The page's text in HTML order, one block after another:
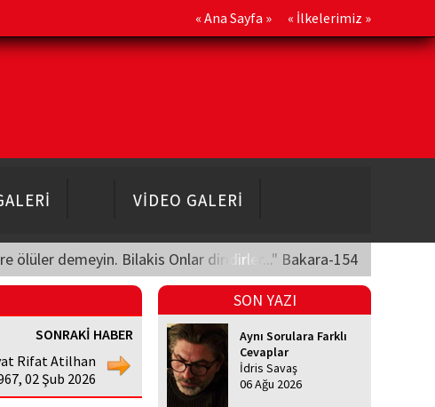
« Ana Sayfa » « İlkelerimiz »
VİDEO GALERİ
ölüler demeyin. Bilakis Onlar diridirler..." Bakara-154
SONRAKİ HABER
Rifat Atilhan
02 Şub 2026
SON YAZI
Aynı Sorulara Farklı
Cevaplar
İdris Savaş
06 Ağu 2026